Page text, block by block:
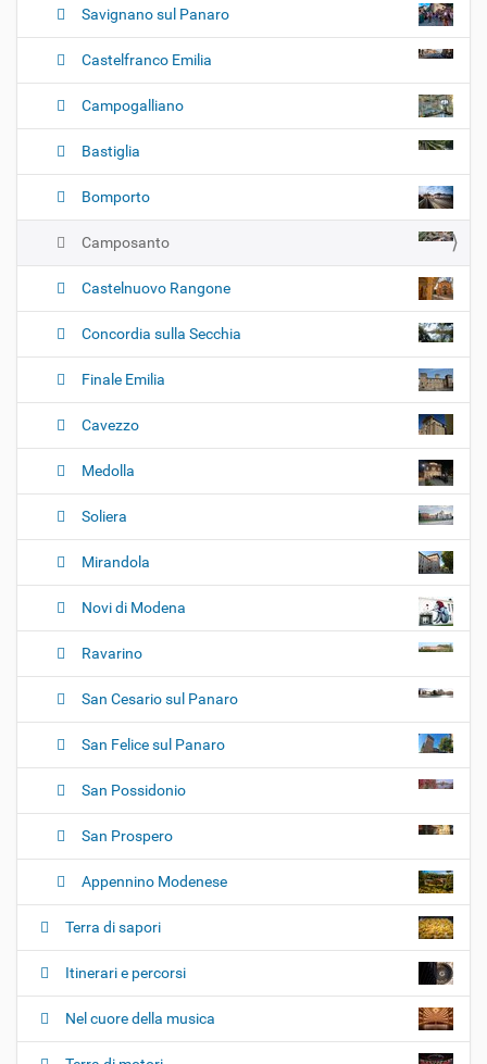
Savignano sul Panaro
Castelfranco Emilia
Campogalliano
Bastiglia
Bomporto
Camposanto
Castelnuovo Rangone
Concordia sulla Secchia
Finale Emilia
Cavezzo
Medolla
Soliera
Mirandola
Novi di Modena
Ravarino
San Cesario sul Panaro
San Felice sul Panaro
San Possidonio
San Prospero
Appennino Modenese
Terra di sapori
Itinerari e percorsi
Nel cuore della musica